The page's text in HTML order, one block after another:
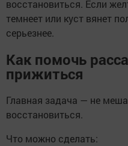
восстановиться. Если
темнеет или куст вянет
серьезнее.
Как помочь
прижиться
Главная задача — не
восстановиться.
Что можно сделать: